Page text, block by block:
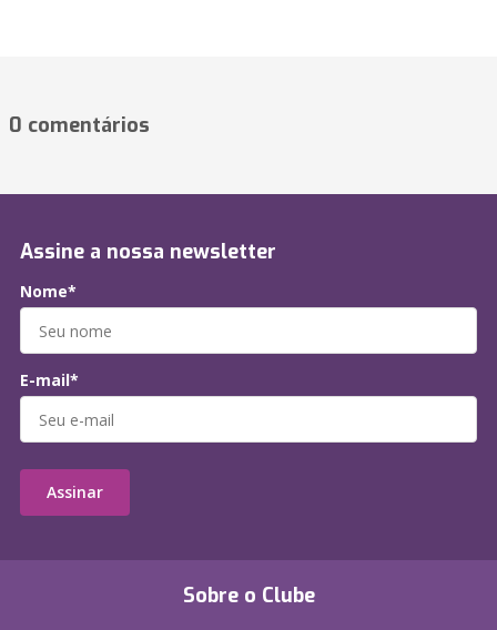
0 comentários
Sobre o Clube
Assine a nossa newsletter
Nome*
E-mail*
Assinar